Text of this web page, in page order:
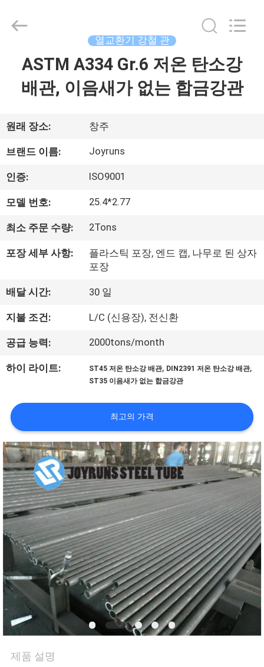
품
우
리
여
공
장
여
행
품
질
관
리
연
락
주
세
요
2021
CO.,LTD.
열교환기 강철 관
ASTM A334 Gr.6 저온 탄소강
배관, 이음새가 없는 합금강관
원래 장소: 창주
브랜드 이름: Joyruns
인증: ISO9001
모델 번호: 25.4*2.77
최소 주문 수량: 2Tons
포장 세부 사항:
플라스틱 포장, 엔드 캡, 나무로 된 상자
포장
배달 시간: 30 일
지불 조건: L/C (신용장), 전신환
공급 능력: 2000tons/month
하이 라이트: ST45 저온 탄소강 배관, DIN2391 저온 탄소강 배관,
ST35 이음새가 없는 합금강관
최고의 가격
제품 설명